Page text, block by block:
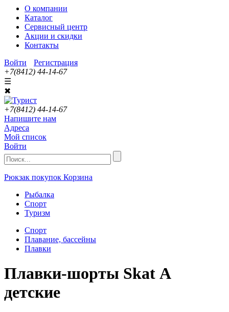
О компании
Каталог
Сервисный центр
Акции и скидки
Контакты
Войти
Регистрация
+7(8412) 44-14-67
☰
✖
+7(8412) 44-14-67
Напишите нам
Адреса
Мой список
Войти
Рюкзак покупок Корзина
Рыбалка
Спорт
Туризм
Спорт
Плавание, бассейны
Плавки
Плавки-шорты Skat А
детские